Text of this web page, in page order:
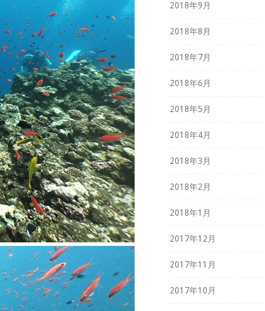
2018年9月
2018年8月
2018年7月
2018年6月
2018年5月
2018年4月
2018年3月
2018年2月
2018年1月
2017年12月
2017年11月
2017年10月